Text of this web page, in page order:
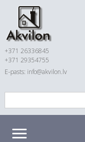
+371 26336845
+371 29354755
E-pasts: info@akvilon.lv